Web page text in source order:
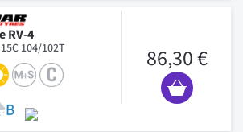
RV-4
104/102T 86,30 €